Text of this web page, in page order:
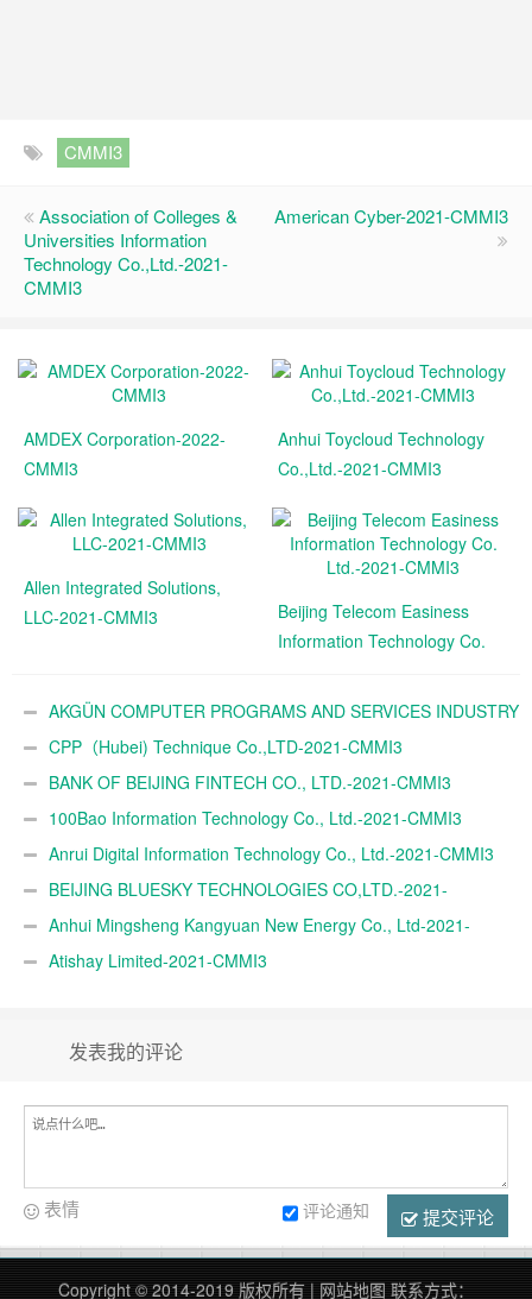
CMMI3
Association of Colleges &
Universities Information
Technology Co.,Ltd.-2021-
CMMI3
American Cyber-2021-CMMI3
AMDEX Corporation-2022-
CMMI3
Anhui Toycloud Technology
Co.,Ltd.-2021-CMMI3
Allen Integrated Solutions,
LLC-2021-CMMI3
Beijing Telecom Easiness
Information Technology Co.
AKGÜN COMPUTER PROGRAMS AND SERVICES INDUSTRY
TRADE A.Ş.-2021-CMMI3
CPP（Hubei) Technique Co.,LTD-2021-CMMI3
BANK OF BEIJING FINTECH CO., LTD.-2021-CMMI3
100Bao Information Technology Co., Ltd.-2021-CMMI3
Anrui Digital Information Technology Co., Ltd.-2021-CMMI3
BEIJING BLUESKY TECHNOLOGIES CO,LTD.-2021-
CMMI3Anhui Mingsheng Kangyuan New Energy Co., Ltd-2021-
CMMI3Atishay Limited-2021-CMMI3
发表我的评论
提交评论
评论通知
表情
Copyright © 2014-2019 版权所有 | 网站地图 联系方式：